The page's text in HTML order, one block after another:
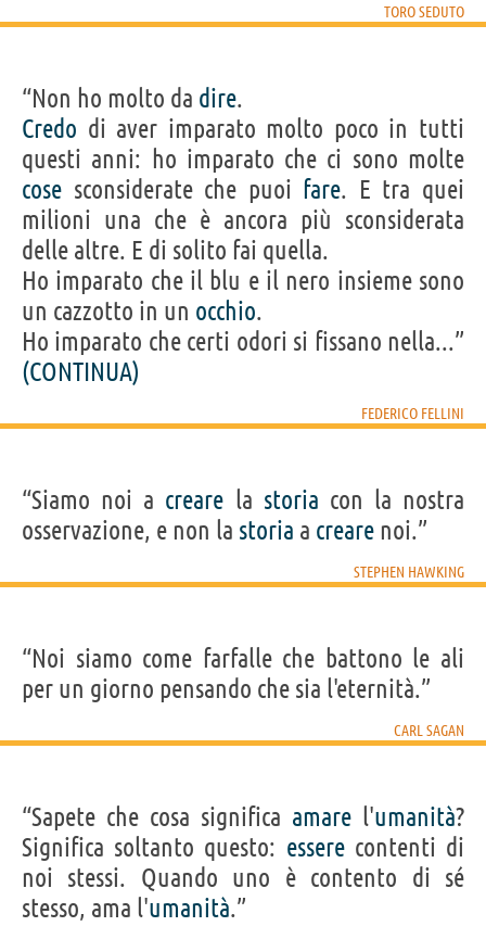
TORO SEDUTO
“Non ho molto da dire.
Credo di aver imparato molto poco in tutti
questi anni: ho imparato che ci sono molte
cose sconsiderate che puoi fare. E tra quei
milioni una che è ancora più sconsiderata
delle altre. E di solito fai quella.
Ho imparato che il blu e il nero insieme sono
un cazzotto in un occhio.
Ho imparato che certi odori si fissano nella...”
(CONTINUA)
FEDERICO FELLINI
“Siamo noi a creare la storia con la nostra
osservazione, e non la storia a creare noi.”
STEPHEN HAWKING
“Noi siamo come farfalle che battono le ali
per un giorno pensando che sia l'eternità.”
CARL SAGAN
“Sapete che cosa significa amare l'umanità?
Significa soltanto questo: esserecontenti di
noi stessi. Quando uno è contento di sé
stesso, ama l'umanità.”